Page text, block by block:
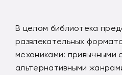
В целом библиотека
развлекательных
механиками: привычными
альтернативными